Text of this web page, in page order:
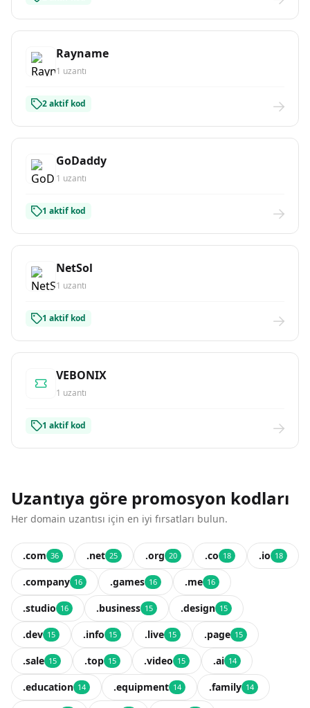
Rayname
1 uzantı
2 aktif kod
GoDaddy
1 uzantı
1 aktif kod
NetSol
1 uzantı
1 aktif kod
VEBONIX
1 uzantı
1 aktif kod
Uzantıya göre promosyon kodları
Her domain uzantısı için en iyi fırsatları bulun.
.com 36 .net 25 .org 20 .co 18 .io 18
.company 16 .games 16 .me 16
.studio 16 .business 15 .design 15
.dev 15 .info 15 .live 15 .page 15
.sale 15 .top 15 .video 15 .ai 14
.education 14 .equipment 14 .family 14